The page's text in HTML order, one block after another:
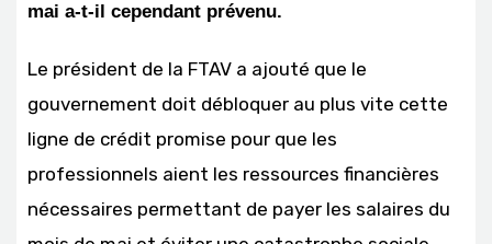
mai a-t-il cependant prévenu.
Le président de la FTAV a ajouté que le
gouvernement doit débloquer au plus vite cette
ligne de crédit promise pour que les
professionnels aient les ressources financières
nécessaires permettant de payer les salaires du